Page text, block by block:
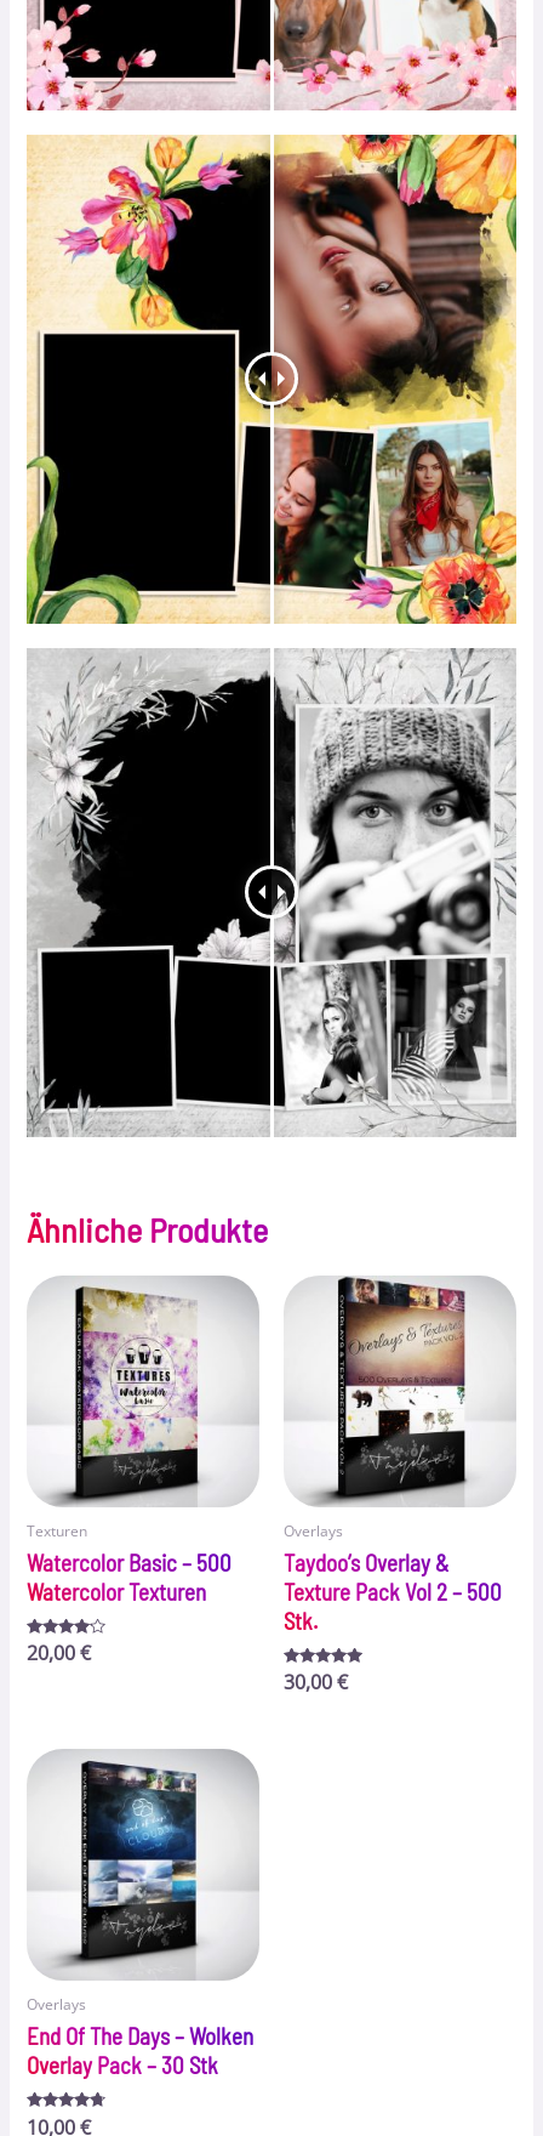
Ähnliche Produkte
Texturen
Watercolor Basic – 500
Watercolor Texturen
Bewertet
mit
20,00€
Overlays
Taydoo’s Overlay &
Texture Pack Vol 2 – 500
Stk.
Bewertet
mit
30,00€
Overlays
End Of The Days – Wolken
Overlay Pack – 30 Stk
Bewertet
10,00€